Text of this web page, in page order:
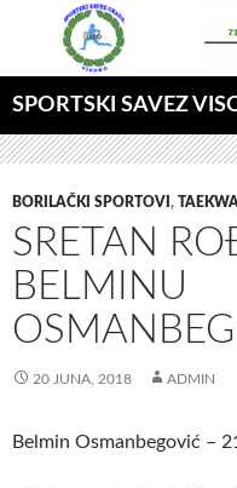
SPORTSKI SAVEZ
BORILAČKI SPORTOVI ,
SRETAN
BELMINU
20 JUNA, 2018 ADMIN
Belmin Osmanbegović –